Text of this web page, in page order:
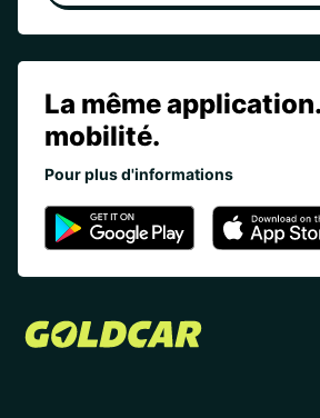
La même
mobilité.
Pour plus d'informations